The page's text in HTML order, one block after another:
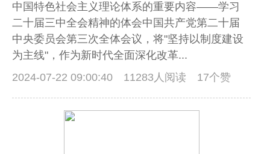
中国特色社会主义理论体系的重要内容——学习
二十届三中全会精神的体会中国共产党第二十届
中央委员会第三次全体会议，将"坚持以制度建设
为主线"，作为新时代全面深化改革...
2024-07-22 09:00:40
11283人阅读 17个赞